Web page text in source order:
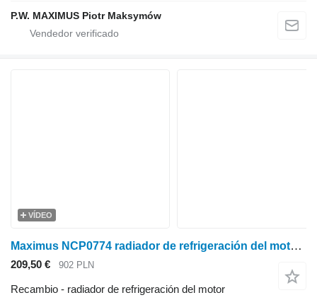
P.W. MAXIMUS Piotr Maksymów
VÍDEO
Maximus NCP0774 radiador de refrigeración del motor para Kubota L3240 minitractor
209,50 € 902 PLN
Recambio - radiador de refrigeración del motor